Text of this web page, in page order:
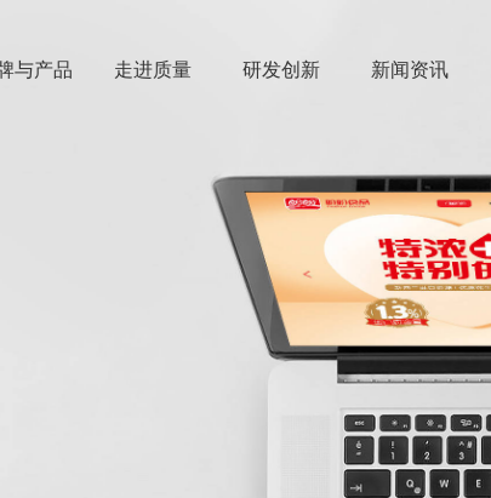
与产品 走进质量 研发创新 新闻资讯